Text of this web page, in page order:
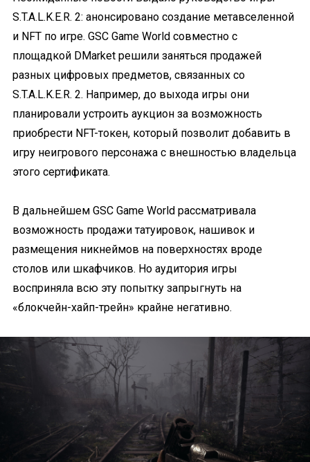
S.T.A.L.K.E.R. 2: анонсировано создание метавселенной
и NFT по игре. GSC Game World совместно с
площадкой DMarket решили заняться продажей
разных цифровых предметов, связанных со
S.T.A.L.K.E.R. 2. Например, до выхода игры они
планировали устроить аукцион за возможность
приобрести NFT-токен, который позволит добавить в
игру неигрового персонажа с внешностью владельца
этого сертификата.
В дальнейшем GSC Game World рассматривала
возможность продажи татуировок, нашивок и
размещения никнеймов на поверхностях вроде
столов или шкафчиков. Но аудитория игры
восприняла всю эту попытку запрыгнуть на
«блокчейн-хайп-трейн» крайне негативно.